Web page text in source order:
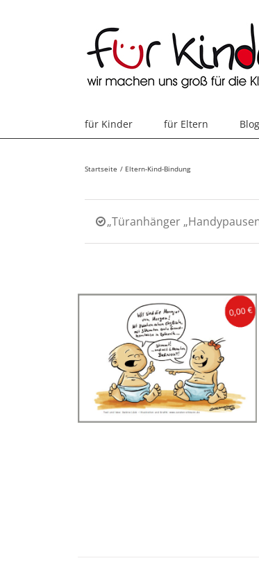
für Kinder für Eltern Blog
Startseite Eltern-Kind-Bindung
„Türanhänger